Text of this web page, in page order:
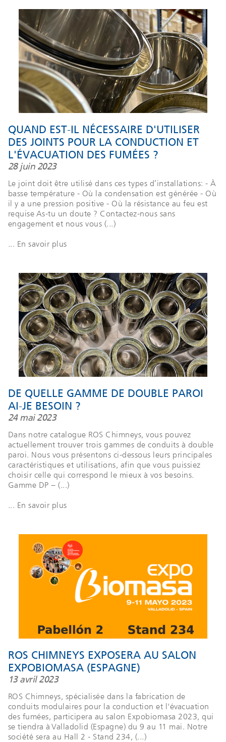
QUAND EST-IL NÉCESSAIRE D'UTILISER
DES JOINTS POUR LA CONDUCTION ET
L'ÉVACUATION DES FUMÉES ?
28 juin 2023
Le joint doit être utilisé dans ces types d’installations: - À
basse température - Où la condensation est générée - Où
il y a une pression positive - Où la résistance au feu est
requise As-tu un doute ? Contactez-nous sans
engagement et nous vous (...)
... En savoir plus
DE QUELLE GAMME DE DOUBLE PAROI
AI-JE BESOIN ?
24 mai 2023
Dans notre catalogue ROS Chimneys, vous pouvez
actuellement trouver trois gammes de conduits à double
paroi. Nous vous présentons ci-dessous leurs principales
caractéristiques et utilisations, afin que vous puissiez
choisir celle qui correspond le mieux à vos besoins.
Gamme DP – (...)
... En savoir plus
ROS CHIMNEYS EXPOSERA AU SALON
EXPOBIOMASA (ESPAGNE)
13 avril 2023
ROS Chimneys, spécialisée dans la fabrication de
conduits modulaires pour la conduction et l'évacuation
des fumées, participera au salon Expobiomasa 2023, qui
se tiendra à Valladolid (Espagne) du 9 au 11 mai. Notre
société sera au Hall 2 - Stand 234, (...)